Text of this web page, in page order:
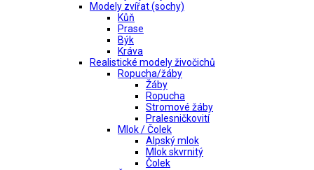
Modely zvířat (sochy)
Kůň
Prase
Býk
Kráva
Realistické modely živočichů
Ropucha/žáby
Žáby
Ropucha
Stromové žáby
Pralesničkovití
Mlok / Čolek
Alpský mlok
Mlok skvrnitý
Čolek